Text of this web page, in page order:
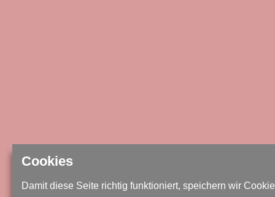
Cookies
Damit diese Seite richtig funktioniert, speichern wir